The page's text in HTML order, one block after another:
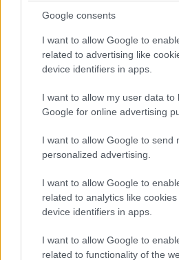
Google consents
I want to allow Google to
related to advertising like
device identifiers in apps.
I want to allow my user data to
Google for online advertising
I want to allow Google to send
personalized advertising.
I want to allow Google to
related to analytics like
device identifiers in apps.
I want to allow Google to
related to functionality of the
ΚΟΣΜΟΣ 07·08·2026 23:03
Το φαραωνικών διαστάσεων
Έλον Μασκ λέγεται Terafab
δισ. δολάρια